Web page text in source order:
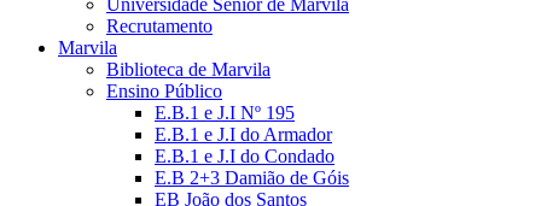
Universidade Sénior de Marvila
Recrutamento
Marvila
Biblioteca de Marvila
Ensino Público
E.B.1 e J.I Nº 195
E.B.1 e J.I do Armador
E.B.1 e J.I do Condado
E.B 2+3 Damião de Góis
EB João dos Santos